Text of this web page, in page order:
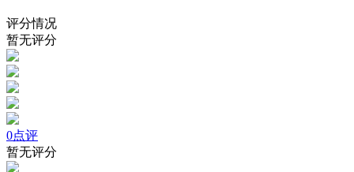
评分情况
暂无评分
0点评
暂无评分